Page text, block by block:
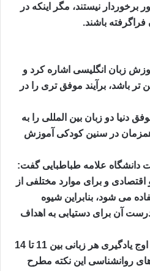
نیستند، مگر اینکه در
باشند.
زبان انگلیسی اشاره کرد و
باشد، برآیند موفق تری را در
دنیا دو زبان بین المللی را به
در سنین کودکی آموزش
دانشگاه علامه طباطبایی گفت:
اقتصادی و برای موارد مختلفی از
می شود، بنابراین شیوه
آن برای دستیابی به اهداف
استاجی گفت: بهترین زمان و اوج یادگیری هر زبانی بین 11 تا 14
روانشناسی این نکته مطرح